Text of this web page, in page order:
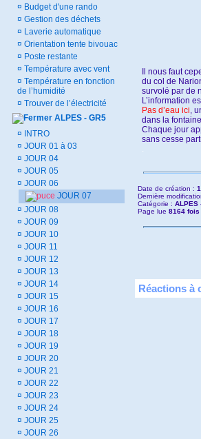
¤ Budget d'une rando
¤ Gestion des déchets
¤ Laverie automatique
¤ Orientation tente bivouac
¤ Poste restante
¤ Température avec vent
¤ Température en fonction
de l’humidité
¤ Trouver de l’électricité
ALPES - GR5
¤ INTRO
¤ JOUR 01 à 03
¤ JOUR 04
¤ JOUR 05
¤ JOUR 06
JOUR 07
¤ JOUR 08
¤ JOUR 09
¤ JOUR 10
¤ JOUR 11
¤ JOUR 12
¤ JOUR 13
¤ JOUR 14
¤ JOUR 15
¤ JOUR 16
¤ JOUR 17
¤ JOUR 18
¤ JOUR 19
¤ JOUR 20
¤ JOUR 21
¤ JOUR 22
¤ JOUR 23
¤ JOUR 24
¤ JOUR 25
¤ JOUR 26
Il nous faut
du col de
survolé par de
L’information
Pas d’eau ici,
dans la
Chaque jour
sans cesse
.
Date de création :
Dernière
Catégorie : ALPES
Page lue 8164 fois
Réactions à